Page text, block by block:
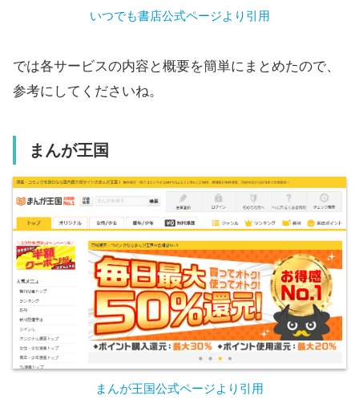
いつでも書店公式ページより引用
では各サービスの内容と概要を簡単にまとめたので、
参考にしてくださいね。
まんが王国
まんが王国公式ページより引用